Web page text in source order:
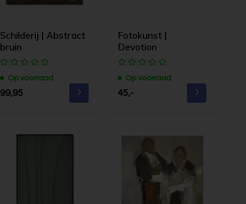
Schilderij | Abstract
bruin
Op voorraad
99,95
Fotokunst |
Devotion
Op voorraad
45,-